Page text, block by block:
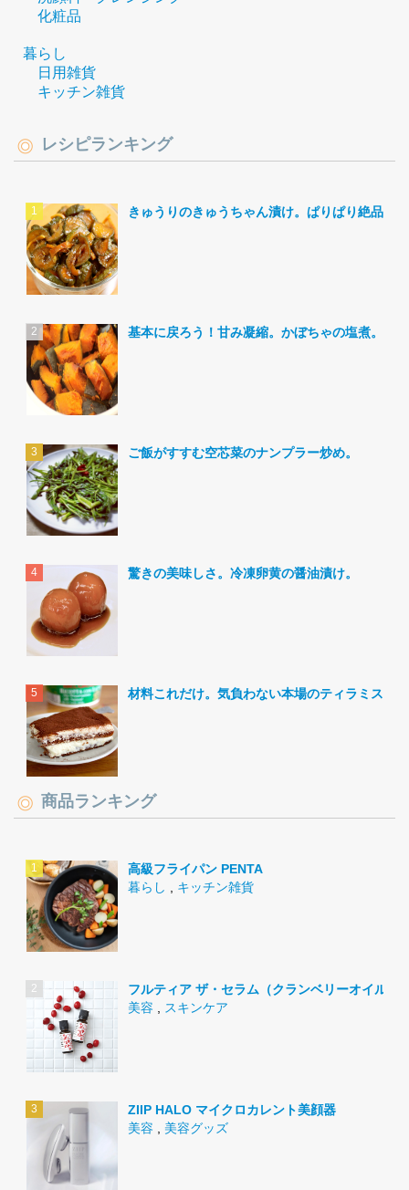
化粧品
暮らし
日用雑貨
キッチン雑貨
レシピランキング
きゅうりのきゅうちゃん漬け。ぱりぱり絶品。
基本に戻ろう！甘み凝縮。かぼちゃの塩煮。
ご飯がすすむ空芯菜のナンプラー炒め。
驚きの美味しさ。冷凍卵黄の醤油漬け。
材料これだけ。気負わない本場のティラミス。
商品ランキング
高級フライパン PENTA
暮らし
キッチン雑貨
フルティア ザ・セラム（クランベリーオイル）
美容
スキンケア
ZIIP HALO マイクロカレント美顔器
美容
美容グッズ